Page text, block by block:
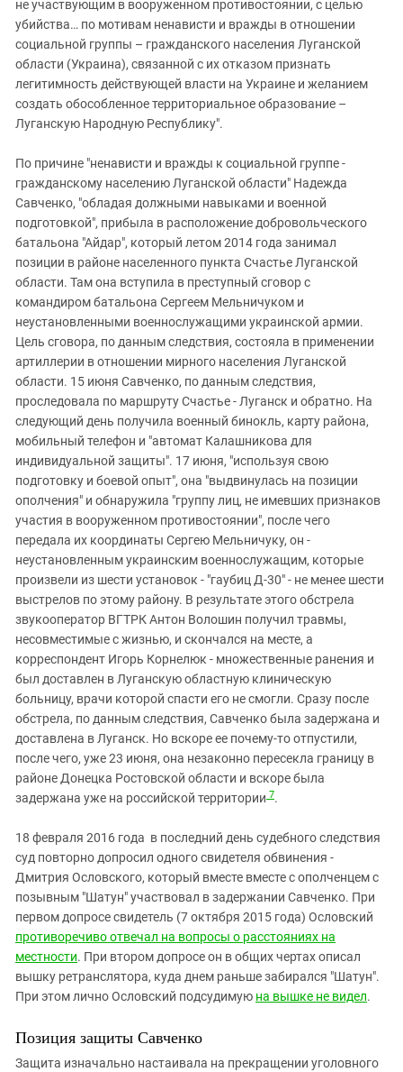
не участвующим в вооруженном противостоянии, с целью
убийства… по мотивам ненависти и вражды в отношении
социальной группы – гражданского населения Луганской
области (Украина), связанной с их отказом признать
легитимность действующей власти на Украине и желанием
создать обособленное территориальное образование –
Луганскую Народную Республику".
По причине "ненависти и вражды к социальной группе -
гражданскому населению Луганской области" Надежда
Савченко, "обладая должными навыками и военной
подготовкой", прибыла в расположение добровольческого
батальона "Айдар", который летом 2014 года занимал
позиции в районе населенного пункта Счастье Луганской
области. Там она вступила в преступный сговор с
командиром батальона Сергеем Мельничуком и
неустановленными военнослужащими украинской армии.
Цель сговора, по данным следствия, состояла в применении
артиллерии в отношении мирного населения Луганской
области. 15 июня Савченко, по данным следствия,
проследовала по маршруту Счастье - Луганск и обратно. На
следующий день получила военный бинокль, карту района,
мобильный телефон и "автомат Калашникова для
индивидуальной защиты". 17 июня, "используя свою
подготовку и боевой опыт", она "выдвинулась на позиции
ополчения" и обнаружила "группу лиц, не имевших признаков
участия в вооруженном противостоянии", после чего
передала их координаты Сергею Мельничуку, он -
неустановленным украинским военнослужащим, которые
произвели из шести установок - "гаубиц Д-30" - не менее шести
выстрелов по этому району. В результате этого обстрела
звукооператор ВГТРК Антон Волошин получил травмы,
несовместимые с жизнью, и скончался на месте, а
корреспондент Игорь Корнелюк - множественные ранения и
был доставлен в Луганскую областную клиническую
больницу, врачи которой спасти его не смогли. Сразу после
обстрела, по данным следствия, Савченко была задержана и
доставлена в Луганск. Но вскоре ее почему-то отпустили,
после чего, уже 23 июня, она незаконно пересекла границу в
районе Донецка Ростовской области и вскоре была
задержана уже на российской территории 7.
18 февраля 2016 года в последний день судебного следствия
суд повторно допросил одного свидетеля обвинения -
Дмитрия Ословского, который вместе вместе с ополченцем с
позывным "Шатун" участвовал в задержании Савченко. При
первом допросе свидетель (7 октября 2015 года) Ословский
противоречиво отвечал на вопросы о расстояниях на
местности. При втором допросе он в общих чертах описал
вышку ретранслятора, куда днем раньше забирался "Шатун".
При этом лично Ословский подсудимую на вышке не видел.
Позиция защиты Савченко
Защита изначально настаивала на прекращении уголовного